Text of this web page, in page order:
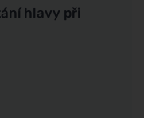
hlavy při